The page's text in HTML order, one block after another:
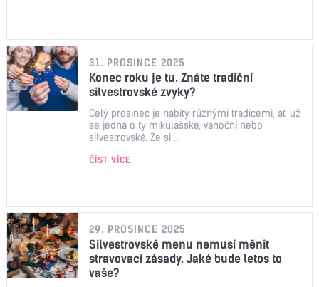
31. PROSINCE 2025
Konec roku je tu. Znáte tradiční
silvestrovské zvyky?
Celý prosinec je nabitý různými tradicemi, ať už
se jedná o ty mikulášské, vánoční nebo
silvestrovské. Že si ...
ČÍST VÍCE
29. PROSINCE 2025
Silvestrovské menu nemusí měnit
stravovací zásady. Jaké bude letos to
vaše?